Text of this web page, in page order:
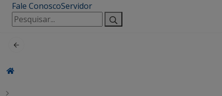
Fale ConoscoServidor
Pesquisar
por: